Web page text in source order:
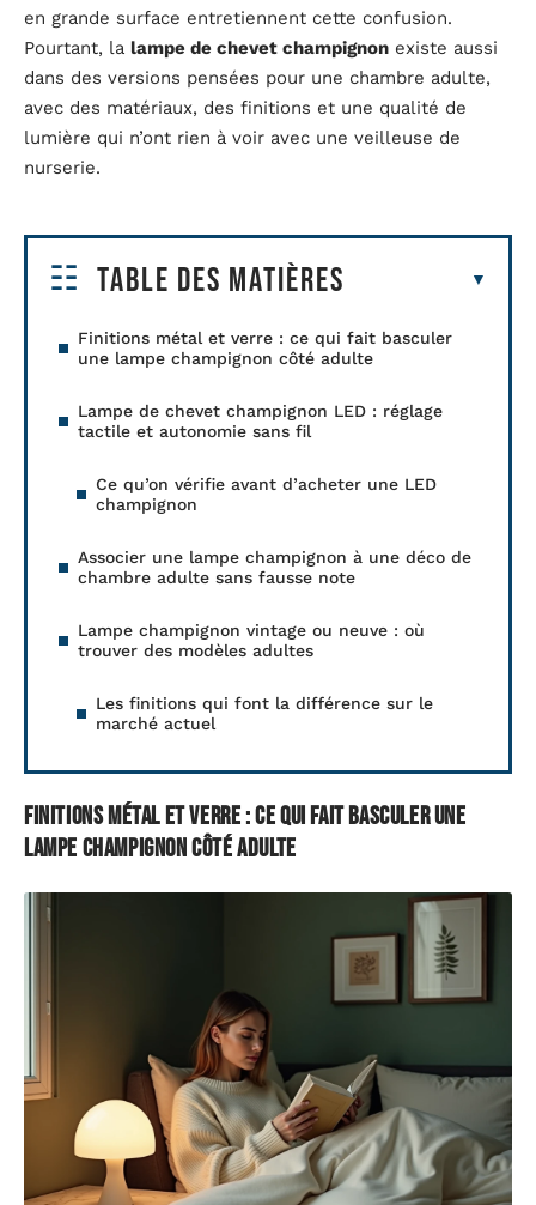
en grande surface entretiennent cette confusion.
Pourtant, la lampe de chevet champignon existe aussi
dans des versions pensées pour une chambre adulte,
avec des matériaux, des finitions et une qualité de
lumière qui n’ont rien à voir avec une veilleuse de
nurserie.
Table des matières
Finitions métal et verre : ce qui fait basculer
une lampe champignon côté adulte
Lampe de chevet champignon LED : réglage
tactile et autonomie sans fil
Ce qu’on vérifie avant d’acheter une LED
champignon
Associer une lampe champignon à une déco de
chambre adulte sans fausse note
Lampe champignon vintage ou neuve : où
trouver des modèles adultes
Les finitions qui font la différence sur le
marché actuel
Finitions métal et verre : ce qui fait basculer une
lampe champignon côté adulte